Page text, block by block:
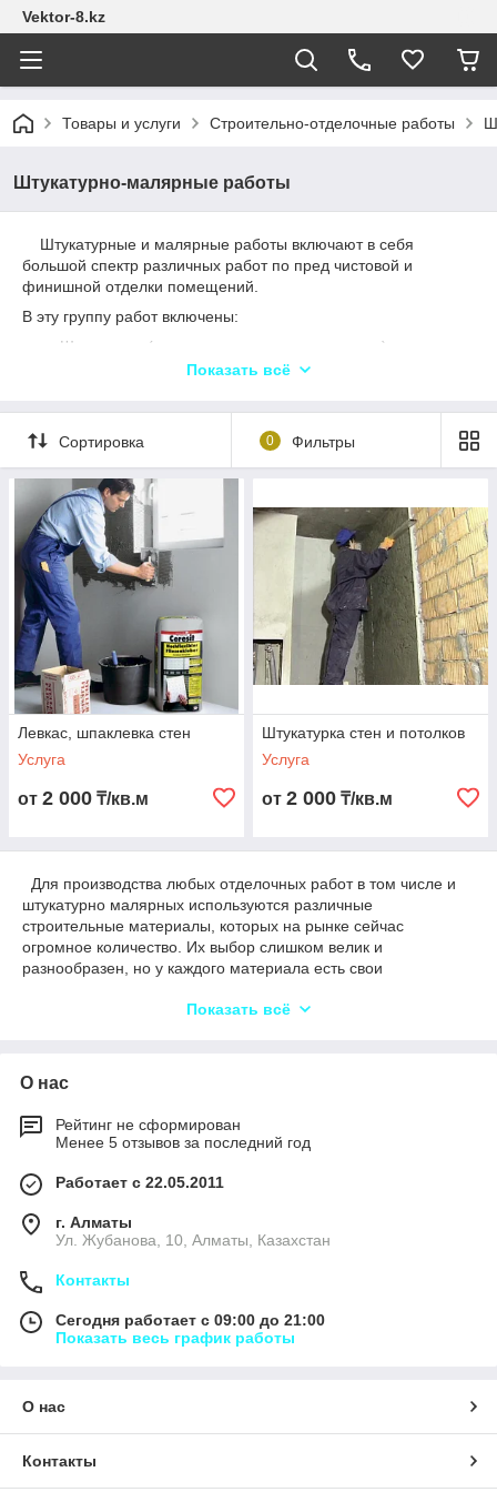
Vektor-8.kz
Товары и услуги Строительно-отделочные работы
Штукатурно-малярные работы
Штукатурные и малярные работы включают в себя
большой спектр различных работ по пред чистовой и
финишной отделки помещений.
В эту группу работ включены:
Штукатурка (песчано-цементная и гипсовая).
Левкас (шпаклевка стен, потолков, коробов и
Покраска любыми видами краски, а так же
эмульсией.
Монтаж Молдингов, галтелей (потолочных
плинтусов), различных элементов из гипса или других
материалов декора.
Показать всё
Сортировка 0 Фильтры
Левкас, шпаклевка стен
Услуга
от 2 000 ₸/кв.м
Штукатурка стен и потолков
Услуга
от 2 000 ₸/кв.м
Для производства любых отделочных работ в том числе и
штукатурно малярных используются различные
строительные материалы, которых на рынке сейчас
огромное количество. Их выбор слишком велик и
разнообразен, но у каждого материала есть свои
Наши специалисты помогут объективно выбрать материал,
Показать всё
О нас
Рейтинг не сформирован
Менее 5 отзывов за последний год
Работает с 22.05.2011
г. Алматы
Ул. Жубанова, 10, Алматы, Казахстан
Контакты
Сегодня работает с 09:00 до 21:00
Показать весь график работы
О нас
Контакты